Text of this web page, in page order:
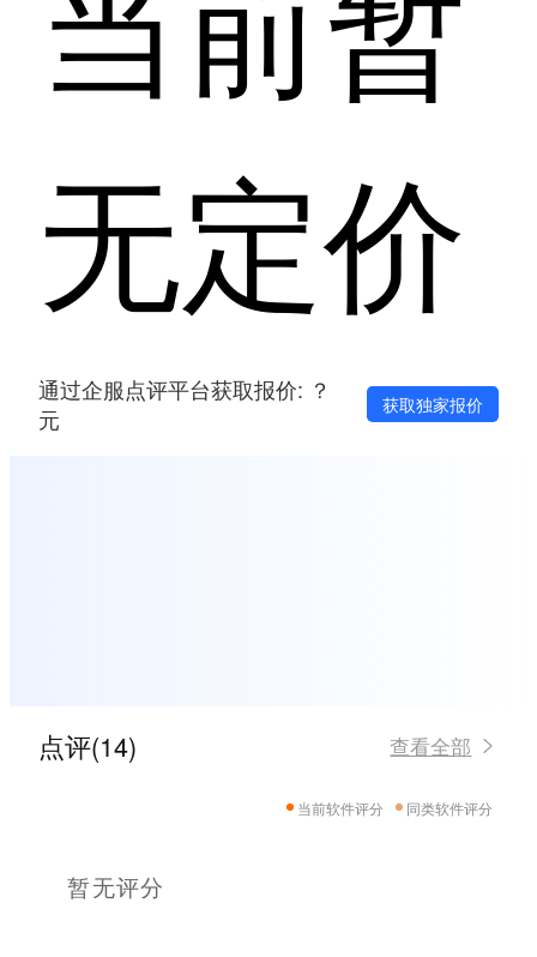
无定价
通过企服点评平台获取报价: ？
元
获取独家报价
点评(14) 查看全部
当前软件评分 同类软件评分
暂无评分